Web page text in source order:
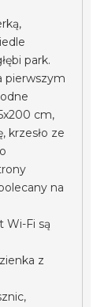
park.
pierwszym
cm,
krzesło ze
na
Wi-Fi są
z